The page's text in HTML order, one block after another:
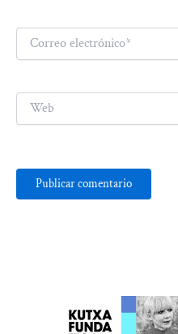
Correo
electrónico*
Web